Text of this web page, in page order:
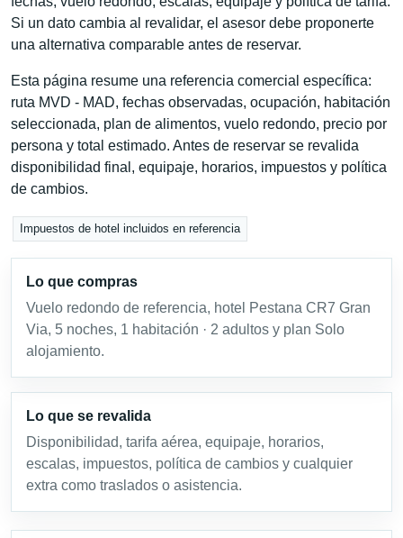
Si un dato cambia al revalidar, el asesor debe proponerte
una alternativa comparable antes de reservar.
Esta página resume una referencia comercial específica:
ruta MVD - MAD, fechas observadas, ocupación, habitación
seleccionada, plan de alimentos, vuelo redondo, precio por
persona y total estimado. Antes de reservar se revalida
disponibilidad final, equipaje, horarios, impuestos y política
de cambios.
Impuestos de hotel incluidos en referencia
Lo que compras
Vuelo redondo de referencia, hotel Pestana CR7 Gran
Via, 5 noches, 1 habitación · 2 adultos y plan Solo
alojamiento.
Lo que se revalida
Disponibilidad, tarifa aérea, equipaje, horarios,
escalas, impuestos, política de cambios y cualquier
extra como traslados o asistencia.